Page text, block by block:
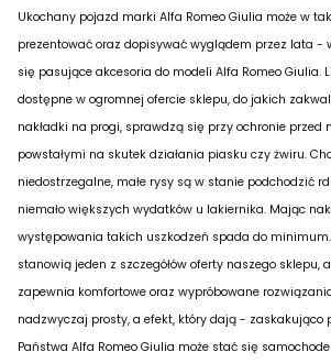
Ukochany pojazd marki Alfa Romeo Giulia może w
prezentować oraz dopisywać wyglądem przez lata -
się pasujące akcesoria do modeli Alfa Romeo Giulia.
dostępne w ogromnej ofercie sklepu, do jakich
nakładki na progi, sprawdzą się przy ochronie przed
powstałymi na skutek działania piasku czy żwiru.
niedostrzegalne, małe rysy są w stanie podchodzić
niemało większych wydatków u lakiernika. Mając
występowania takich uszkodzeń spada do
stanowią jeden z szczegółów oferty naszego sklepu,
zapewnia komfortowe oraz wypróbowane
nadzwyczaj prosty, a efekt, który dają - zaskakująco
Państwa Alfa Romeo Giulia może stać się